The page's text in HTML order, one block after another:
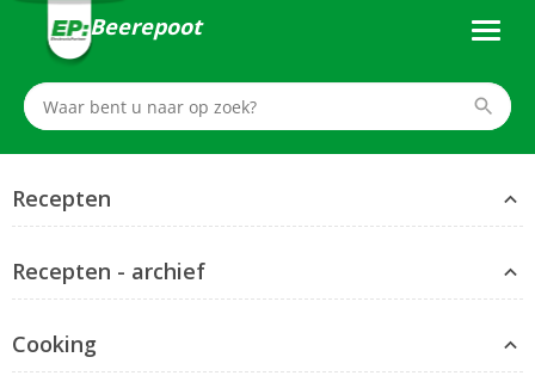
Beerepoot
Recepten
Recepten - archief
Cooking